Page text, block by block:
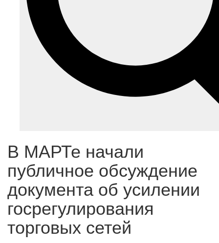
В МАРТе начали
публичное обсуждение
документа об усилении
госрегулирования
торговых сетей